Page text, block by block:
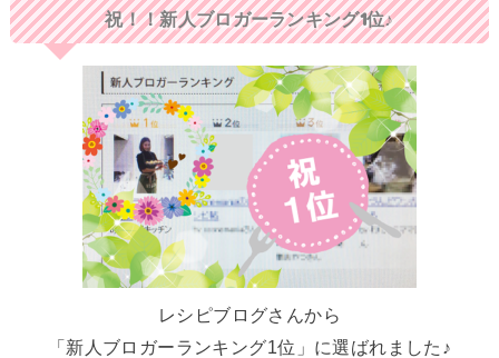
祝！！新人ブロガーランキング1位♪
レシピブログさんから
「新人ブロガーランキング1位」に選ばれました♪